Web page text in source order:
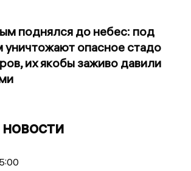
поднялся до небес: под
уничтожают опасное стадо
их якобы заживо давили